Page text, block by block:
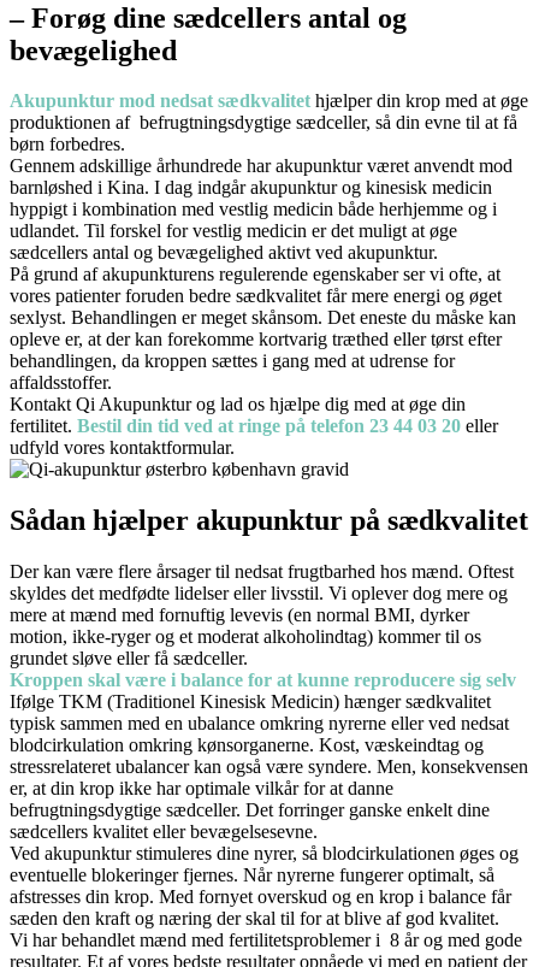
– Forøg dine sædcellers antal og
bevægelighed
Akupunktur mod nedsat sædkvalitet hjælper din krop med at øge
produktionen af befrugtningsdygtige sædceller, så din evne til at få
børn forbedres.
Gennem adskillige århundrede har akupunktur været anvendt mod
barnløshed i Kina. I dag indgår akupunktur og kinesisk medicin
hyppigt i kombination med vestlig medicin både herhjemme og i
udlandet. Til forskel for vestlig medicin er det muligt at øge
sædcellers antal og bevægelighed aktivt ved akupunktur.
På grund af akupunkturens regulerende egenskaber ser vi ofte, at
vores patienter foruden bedre sædkvalitet får mere energi og øget
sexlyst. Behandlingen er meget skånsom. Det eneste du måske kan
opleve er, at der kan forekomme kortvarig træthed eller tørst efter
behandlingen, da kroppen sættes i gang med at udrense for
affaldsstoffer.
Kontakt Qi Akupunktur og lad os hjælpe dig med at øge din
fertilitet. Bestil din tid ved at ringe på telefon 23 44 03 20 eller
udfyld vores kontaktformular.
Sådan hjælper akupunktur på sædkvalitet
Der kan være flere årsager til nedsat frugtbarhed hos mænd. Oftest
skyldes det medfødte lidelser eller livsstil. Vi oplever dog mere og
mere at mænd med fornuftig levevis (en normal BMI, dyrker
motion, ikke-ryger og et moderat alkoholindtag) kommer til os
grundet sløve eller få sædceller.
Kroppen skal være i balance for at kunne reproducere sig selv
Ifølge TKM (Traditionel Kinesisk Medicin) hænger sædkvalitet
typisk sammen med en ubalance omkring nyrerne eller ved nedsat
blodcirkulation omkring kønsorganerne. Kost, væskeindtag og
stressrelateret ubalancer kan også være syndere. Men, konsekvensen
er, at din krop ikke har optimale vilkår for at danne
befrugtningsdygtige sædceller. Det forringer ganske enkelt dine
sædcellers kvalitet eller bevægelsesevne.
Ved akupunktur stimuleres dine nyrer, så blodcirkulationen øges og
eventuelle blokeringer fjernes. Når nyrerne fungerer optimalt, så
afstresses din krop. Med fornyet overskud og en krop i balance får
sæden den kraft og næring der skal til for at blive af god kvalitet.
Vi har behandlet mænd med fertilitetsproblemer i 8 år og med gode
resultater. Et af vores bedste resultater opnåede vi med en patient der